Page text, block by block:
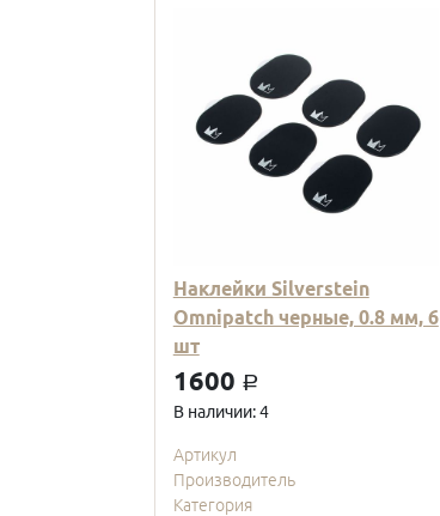
Наклейки Silverstein
Omnipatch черные, 0.8 мм, 6
шт
1600 a
В наличии: 4
Артикул
Производитель
Категория